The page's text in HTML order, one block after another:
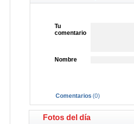
Tu
comentario
Nombre
Comentarios (0)